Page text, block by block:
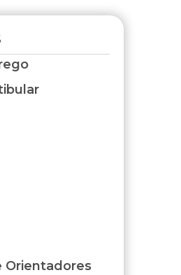
Orientadores